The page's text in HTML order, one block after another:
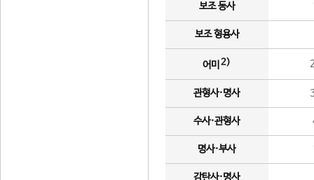
보조 동사
보조 형용사
어미 2)
관형사·명사
수사·관형사
명사·부사
감탄사·명사